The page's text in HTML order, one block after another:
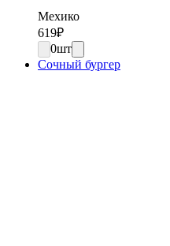
Мехико
619₽
0шт
Сочный бургер